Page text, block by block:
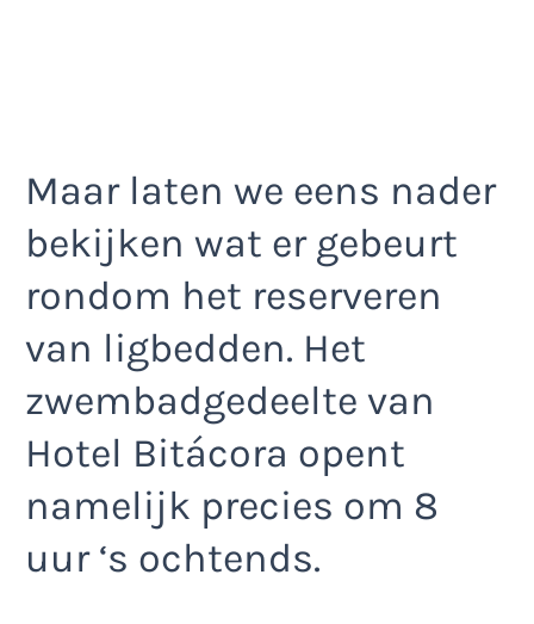
Maar laten we eens nader
bekijken wat er gebeurt
rondom het reserveren
van ligbedden. Het
zwembadgedeelte van
Hotel Bitácora opent
namelijk precies om 8
uur ‘s ochtends.